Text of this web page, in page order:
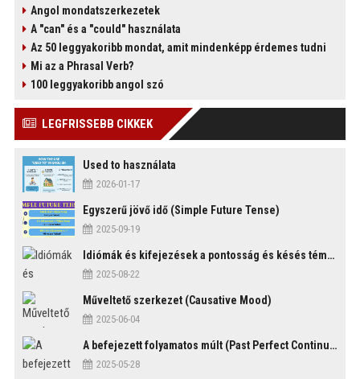
Angol mondatszerkezetek
A "can" és a "could" használata
Az 50 leggyakoribb mondat, amit mindenképp érdemes tudni
Mi az a Phrasal Verb?
100 leggyakoribb angol szó
LEGFRISSEBB CIKKEK
Used to használata
2026-01-17
Egyszerű jövő idő (Simple Future Tense)
2025-09-19
Idiómák és kifejezések a pontosság és késés témakörében
2025-08-22
Műveltető szerkezet (Causative Mood)
2025-06-04
A befejezett folyamatos múlt (Past Perfect Continuous Tense)
2025-05-28